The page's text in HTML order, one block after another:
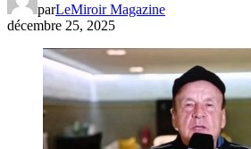
parLeMiroir Magazine
décembre 25, 2025